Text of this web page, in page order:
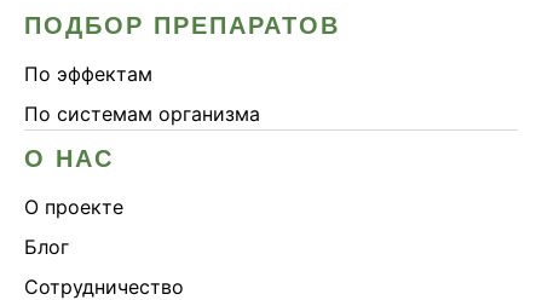
ПОДБОР ПРЕПАРАТОВ
По эффектам
По системам организма
О НАС
О проекте
Блог
Сотрудничество